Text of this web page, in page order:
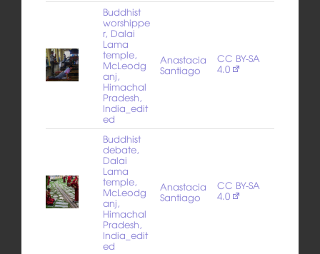
Buddhist
worshippe
r, Dalai
Lama
temple,
McLeodg
anj,
Himachal
Pradesh,
India_edit
ed
Anastacia
Santiago
CC BY-SA
4.0
Buddhist
debate,
Dalai
Lama
temple,
McLeodg
anj,
Himachal
Pradesh,
India_edit
ed
Anastacia
Santiago
CC BY-SA
4.0